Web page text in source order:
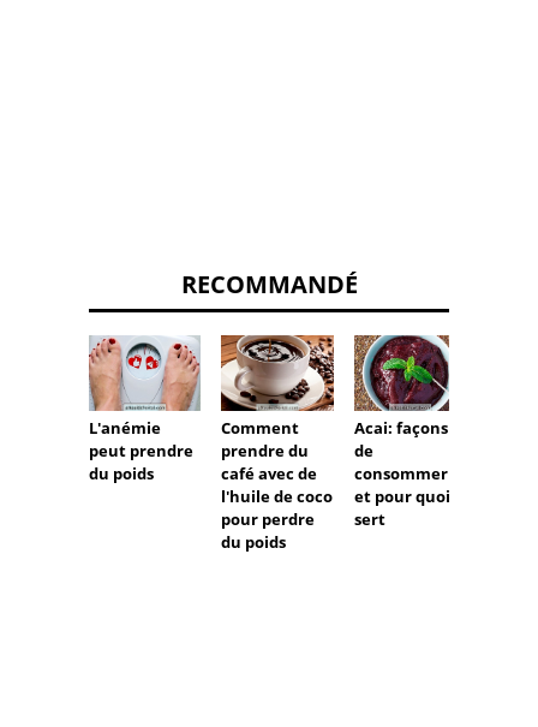
RECOMMANDÉ
L'anémie
peut prendre
du poids
Comment
prendre du
café avec de
l'huile de coco
pour perdre
du poids
Acai: façons
de
consommer
et pour quoi il
sert